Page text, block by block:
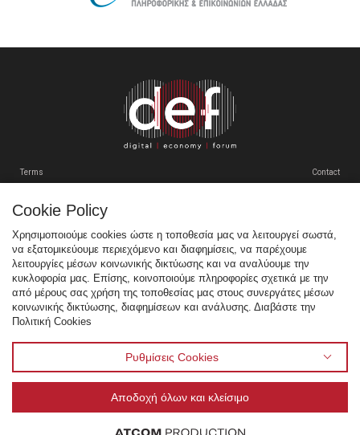
VENUE
ΠΡΟΗΓΟΥΜΕΝΑ ΣΥΝΕΔΡΙΑ
Tweets by SEPEgr
Terms Contact
Sitemap
Χορηγοί
Multimedia
Venue
Προηγούμενα Συνέδρια
Cookie Policy
Χρησιμοποιούμε cookies ώστε η τοποθεσία μας να λειτουργεί σωστά,
να εξατομικεύουμε περιεχόμενο και διαφημίσεις, να παρέχουμε
λειτουργίες μέσων κοινωνικής δικτύωσης και να αναλύουμε την
κυκλοφορία μας. Επίσης, κοινοποιούμε πληροφορίες σχετικά με την
από μέρους σας χρήση της τοποθεσίας μας στους συνεργάτες μέσων
κοινωνικής δικτύωσης, διαφημίσεων και ανάλυσης. Διαβάστε την
Πολιτική Cookies
Ρυθμίσεις Cookies
Αποδοχή όλων και κλείσιμο